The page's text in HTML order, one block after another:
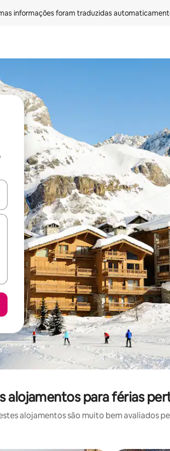
informações foram traduzidas
com as teclas de seta para cima e para baixo
alojamentos para férias
alojamentos são muito bem avaliados